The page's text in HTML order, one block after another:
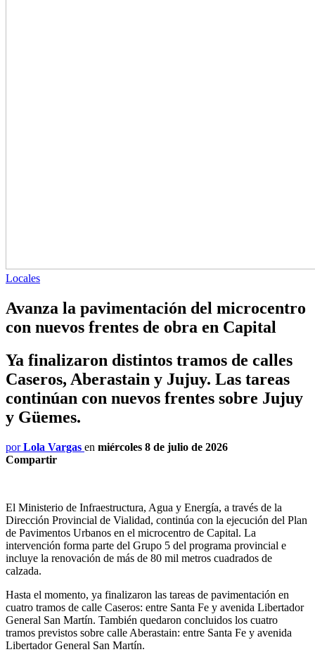
Locales
Avanza la pavimentación del microcentro
con nuevos frentes de obra en Capital
Ya finalizaron distintos tramos de calles
Caseros, Aberastain y Jujuy. Las tareas
continúan con nuevos frentes sobre Jujuy
y Güemes.
porLola Vargas en miércoles 8 de julio de 2026
Compartir
El Ministerio de Infraestructura, Agua y Energía, a través de la
Dirección Provincial de Vialidad, continúa con la ejecución del Plan
de Pavimentos Urbanos en el microcentro de Capital. La
intervención forma parte del Grupo 5 del programa provincial e
incluye la renovación de más de 80 mil metros cuadrados de
calzada.
Hasta el momento, ya finalizaron las tareas de pavimentación en
cuatro tramos de calle Caseros: entre Santa Fe y avenida Libertador
General San Martín. También quedaron concluidos los cuatro
tramos previstos sobre calle Aberastain: entre Santa Fe y avenida
Libertador General San Martín.